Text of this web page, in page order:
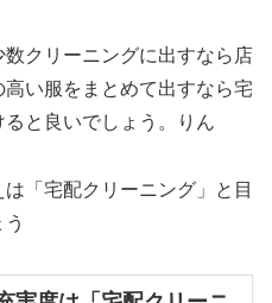
クリーニングに出すなら店
い服をまとめて出すなら宅
と良いでしょう。りん
「宅配クリーニング」と目